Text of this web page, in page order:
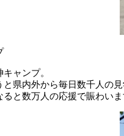
ャンプ。
県内外から毎日数千人の
と数万人の応援で賑わい